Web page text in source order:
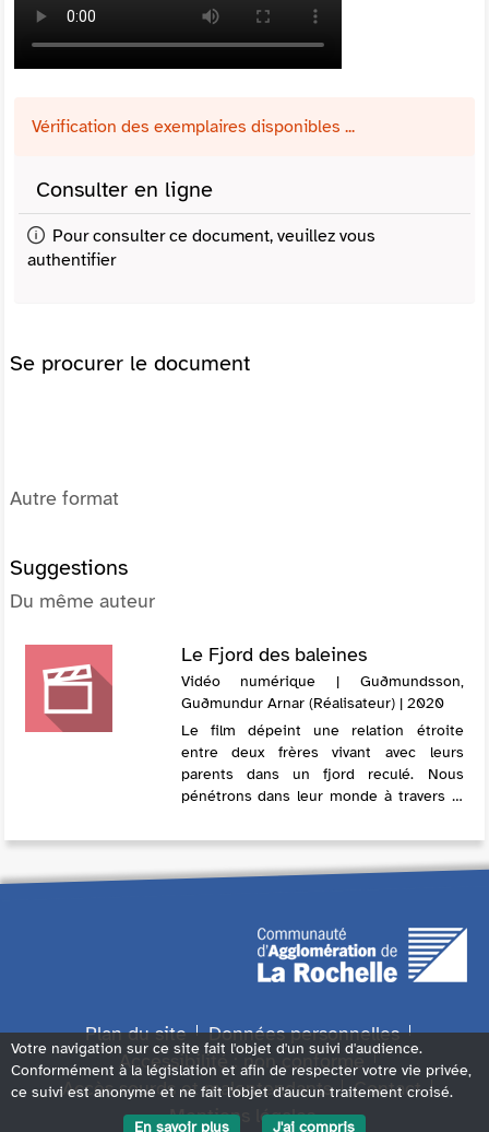
Vérification des exemplaires disponibles ...
Consulter en ligne
Pour consulter ce document, veuillez vous
authentifier
Se procurer le document
Autre format
Suggestions
Du même auteur
Le Fjord des baleines
Vidéo numérique | Guðmundsson,
Guðmundur Arnar (Réalisateur) | 2020
Le film dépeint une relation étroite
entre deux frères vivant avec leurs
parents dans un fjord reculé. Nous
pénétrons dans leur monde à travers le
l’accompagnons dans un voyage qui
Plan du site
Données personnelles
Accessibilité : non conforme
Accès sourds et malentendants
Contact
Mentions légales
Votre navigation sur ce site fait l'objet d'un suivi d'audience.
Conformément à la législation et afin de respecter votre vie privée,
ce suivi est anonyme et ne fait l'objet d'aucun traitement croisé.
En savoir plus
J'ai compris